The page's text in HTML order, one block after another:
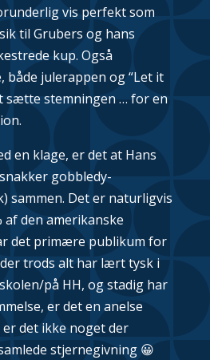
vis perfekt som
til Grubers og hans
kup. Også
både julerappen og “Let it
sætte stemningen … for en
en klage, er det at Hans
gobbledy-
sammen. Det er naturligvis
den amerikanske
det primære publikum for
trods alt har lært tysk i
på HH, og stadig har
er det en anelse
det ikke noget der
stjernegivning 😀